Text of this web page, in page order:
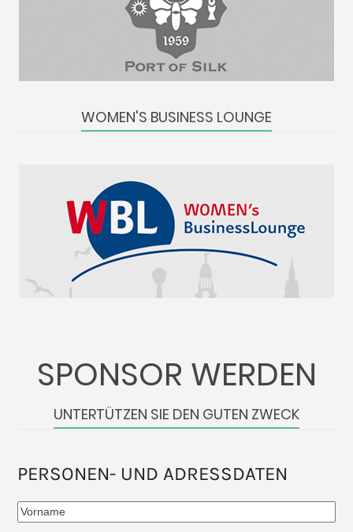
WOMEN'S BUSINESS LOUNGE
SPONSOR WERDEN
UNTERTÜTZEN SIE DEN GUTEN ZWECK
PERSONEN- UND ADRESSDATEN